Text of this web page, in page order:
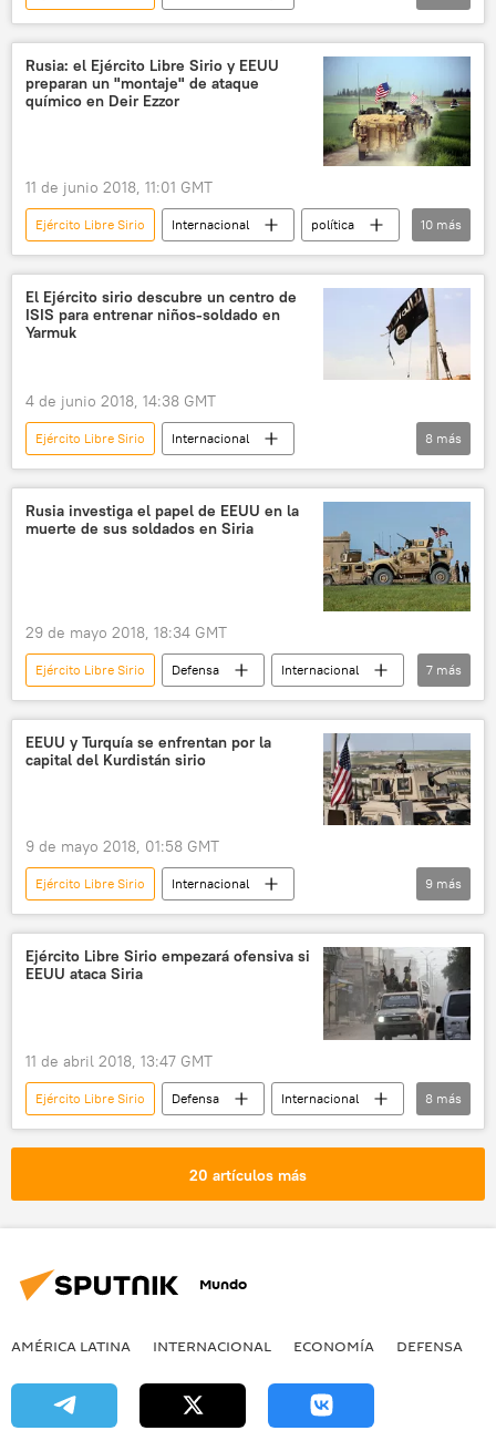
🌍 Oriente Medio
Siria
Kurdistán sirio
Afrín
Human Rights Watch
noticias
Rusia: el Ejército Libre Sirio y EEUU
preparan un "montaje" de ataque
químico en Deir Ezzor
11 de junio 2018, 11:01 GMT
Ejército Libre Sirio Internacional
política
🌍 Oriente Medio
Rusia
América del Norte
EEUU
Siria
Deir Ezzor
provocaciones
10 más
El Ejército sirio descubre un centro de
ISIS para entrenar niños-soldado en
Yarmuk
4 de junio 2018, 14:38 GMT
Ejército Libre Sirio
Internacional
🌍 Oriente Medio
Siria
Yarmuk
Frente al Nusra
entrenamiento
ISIS
terrorismo
noticias
8 más
Rusia investiga el papel de EEUU en la
muerte de sus soldados en Siria
29 de mayo 2018, 18:34 GMT
Ejército Libre Sirio Defensa
Internacional
🌍 Oriente Medio
Rusia
América del Norte
Siria
EEUU
Vladímir Shamánov
7 más
EEUU y Turquía se enfrentan por la
capital del Kurdistán sirio
9 de mayo 2018, 01:58 GMT
Ejército Libre Sirio
Internacional
🌍 Oriente Medio
EEUU
Siria
Turquía
Manbij
Kurdistán sirio
Unidades de Protección Popular (YPG)
noticias
9 más
Ejército Libre Sirio empezará ofensiva si
EEUU ataca Siria
11 de abril 2018, 13:47 GMT
Ejército Libre Sirio Defensa
Internacional
política
🌍 Oriente Medio
Siria
EEUU amenaza con atacar Siria por el supuesto ataque químico en Duma
noticias
8 más
20 artículos más
Mundo
AMÉRICA LATINA INTERNACIONAL ECONOMÍA DEFENSA